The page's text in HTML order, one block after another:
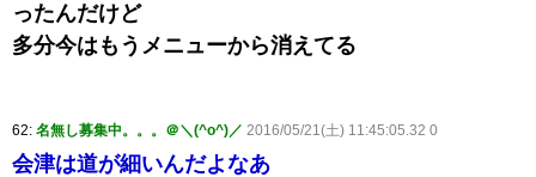
ったんだけど
多分今はもうメニューから消えてる
62: 名無し募集中。。。＠＼(^o^)／ 2016/05/21(土) 11:45:05.32 0
会津は道が細いんだよなあ